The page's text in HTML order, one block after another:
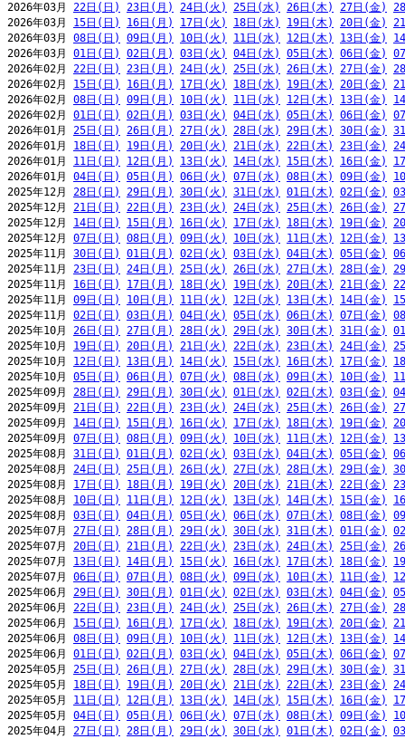
2026年03月 22日(日) 23日(月) 24日(火) 25日(水) 26日(木) 27日(金)
2026年03月 15日(日) 16日(月) 17日(火) 18日(水) 19日(木) 20日(金)
2026年03月 08日(日) 09日(月) 10日(火) 11日(水) 12日(木) 13日(金)
2026年03月 01日(日) 02日(月) 03日(火) 04日(水) 05日(木) 06日(金)
2026年02月 22日(日) 23日(月) 24日(火) 25日(水) 26日(木) 27日(金)
2026年02月 15日(日) 16日(月) 17日(火) 18日(水) 19日(木) 20日(金)
2026年02月 08日(日) 09日(月) 10日(火) 11日(水) 12日(木) 13日(金)
2026年02月 01日(日) 02日(月) 03日(火) 04日(水) 05日(木) 06日(金)
2026年01月 25日(日) 26日(月) 27日(火) 28日(水) 29日(木) 30日(金)
2026年01月 18日(日) 19日(月) 20日(火) 21日(水) 22日(木) 23日(金)
2026年01月 11日(日) 12日(月) 13日(火) 14日(水) 15日(木) 16日(金)
2026年01月 04日(日) 05日(月) 06日(火) 07日(水) 08日(木) 09日(金)
2025年12月 28日(日) 29日(月) 30日(火) 31日(水) 01日(木) 02日(金)
2025年12月 21日(日) 22日(月) 23日(火) 24日(水) 25日(木) 26日(金)
2025年12月 14日(日) 15日(月) 16日(火) 17日(水) 18日(木) 19日(金)
2025年12月 07日(日) 08日(月) 09日(火) 10日(水) 11日(木) 12日(金)
2025年11月 30日(日) 01日(月) 02日(火) 03日(水) 04日(木) 05日(金)
2025年11月 23日(日) 24日(月) 25日(火) 26日(水) 27日(木) 28日(金)
2025年11月 16日(日) 17日(月) 18日(火) 19日(水) 20日(木) 21日(金)
2025年11月 09日(日) 10日(月) 11日(火) 12日(水) 13日(木) 14日(金)
2025年11月 02日(日) 03日(月) 04日(火) 05日(水) 06日(木) 07日(金)
2025年10月 26日(日) 27日(月) 28日(火) 29日(水) 30日(木) 31日(金)
2025年10月 19日(日) 20日(月) 21日(火) 22日(水) 23日(木) 24日(金)
2025年10月 12日(日) 13日(月) 14日(火) 15日(水) 16日(木) 17日(金)
2025年10月 05日(日) 06日(月) 07日(火) 08日(水) 09日(木) 10日(金)
2025年09月 28日(日) 29日(月) 30日(火) 01日(水) 02日(木) 03日(金)
2025年09月 21日(日) 22日(月) 23日(火) 24日(水) 25日(木) 26日(金)
2025年09月 14日(日) 15日(月) 16日(火) 17日(水) 18日(木) 19日(金)
2025年09月 07日(日) 08日(月) 09日(火) 10日(水) 11日(木) 12日(金)
2025年08月 31日(日) 01日(月) 02日(火) 03日(水) 04日(木) 05日(金)
2025年08月 24日(日) 25日(月) 26日(火) 27日(水) 28日(木) 29日(金)
2025年08月 17日(日) 18日(月) 19日(火) 20日(水) 21日(木) 22日(金)
2025年08月 10日(日) 11日(月) 12日(火) 13日(水) 14日(木) 15日(金)
2025年08月 03日(日) 04日(月) 05日(火) 06日(水) 07日(木) 08日(金)
2025年07月 27日(日) 28日(月) 29日(火) 30日(水) 31日(木) 01日(金)
2025年07月 20日(日) 21日(月) 22日(火) 23日(水) 24日(木) 25日(金)
2025年07月 13日(日) 14日(月) 15日(火) 16日(水) 17日(木) 18日(金)
2025年07月 06日(日) 07日(月) 08日(火) 09日(水) 10日(木) 11日(金)
2025年06月 29日(日) 30日(月) 01日(火) 02日(水) 03日(木) 04日(金)
2025年06月 22日(日) 23日(月) 24日(火) 25日(水) 26日(木) 27日(金)
2025年06月 15日(日) 16日(月) 17日(火) 18日(水) 19日(木) 20日(金)
2025年06月 08日(日) 09日(月) 10日(火) 11日(水) 12日(木) 13日(金)
2025年06月 01日(日) 02日(月) 03日(火) 04日(水) 05日(木) 06日(金)
2025年05月 25日(日) 26日(月) 27日(火) 28日(水) 29日(木) 30日(金)
2025年05月 18日(日) 19日(月) 20日(火) 21日(水) 22日(木) 23日(金)
2025年05月 11日(日) 12日(月) 13日(火) 14日(水) 15日(木) 16日(金)
2025年05月 04日(日) 05日(月) 06日(火) 07日(水) 08日(木) 09日(金)
2025年04月 27日(日) 28日(月) 29日(火) 30日(水) 01日(木) 02日(金)